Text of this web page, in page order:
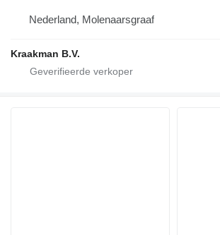
Nederland, Molenaarsgraaf
Kraakman B.V.